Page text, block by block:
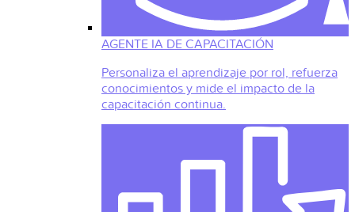
AGENTE IA DE CAPACITACIÓN
Personaliza el aprendizaje por rol, refuerza
conocimientos y mide el impacto de la
capacitación continua.